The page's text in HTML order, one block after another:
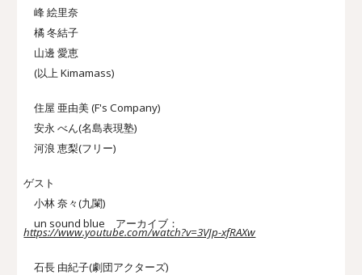
峰 絵里奈
橘 冬結子
山邊 愛恵
(以上 Kimamass)
住屋 亜由美 (F's Company)
安永 べん(名島表現塾)
河浪 恵梨(フリー)
ゲスト
小林 奈々(九闌)
un sound blue アーカイブ：
https://www.youtube.com/watch?v=3VJp-xfRAXw
石長 由紀子(劇団アクターズ)